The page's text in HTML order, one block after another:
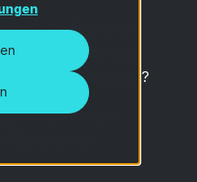
die tatsächlichen
hatten, an
Botschaft relevant?
zwischen